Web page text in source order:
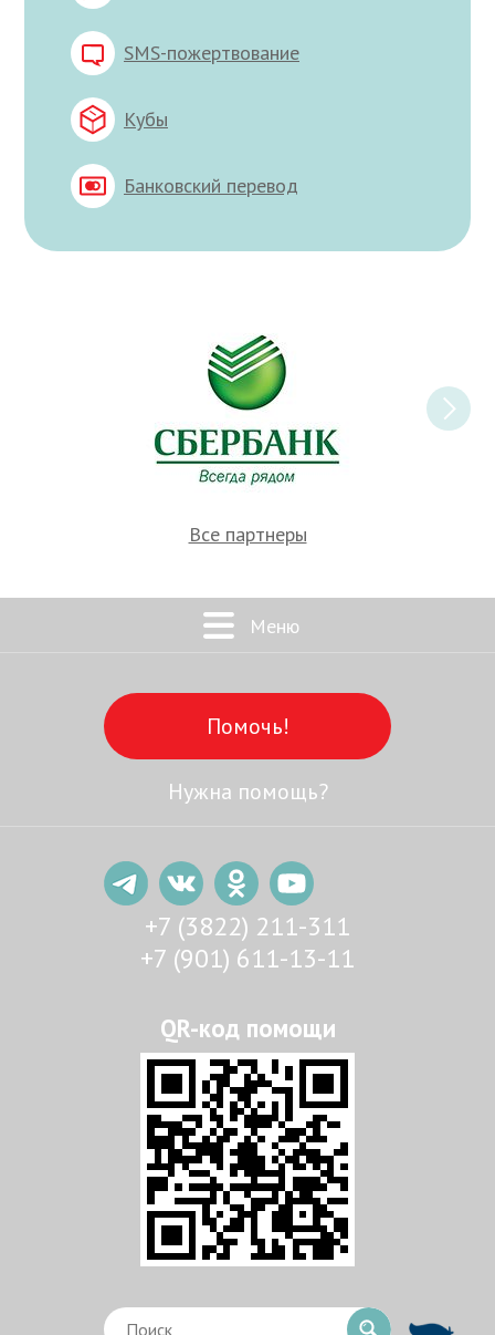
SMS-пожертвование
Кубы
Банковский перевод
Все партнеры
Меню
Помочь!
Нужна помощь?
+7 (3822) 211-311
+7 (901) 611-13-11